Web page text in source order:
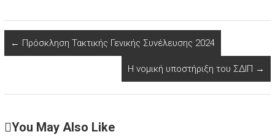
← Πρόσκληση Τακτικής Γενικής Συνέλευσης 2024
Η νομική υποστήριξη του ΣΔΙΠ →
You May Also Like